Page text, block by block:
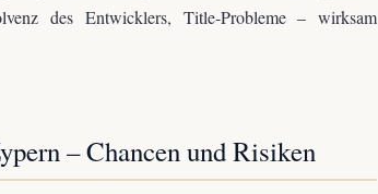
des Entwicklers, Title-Probleme – wirksam
– Chancen und Risiken